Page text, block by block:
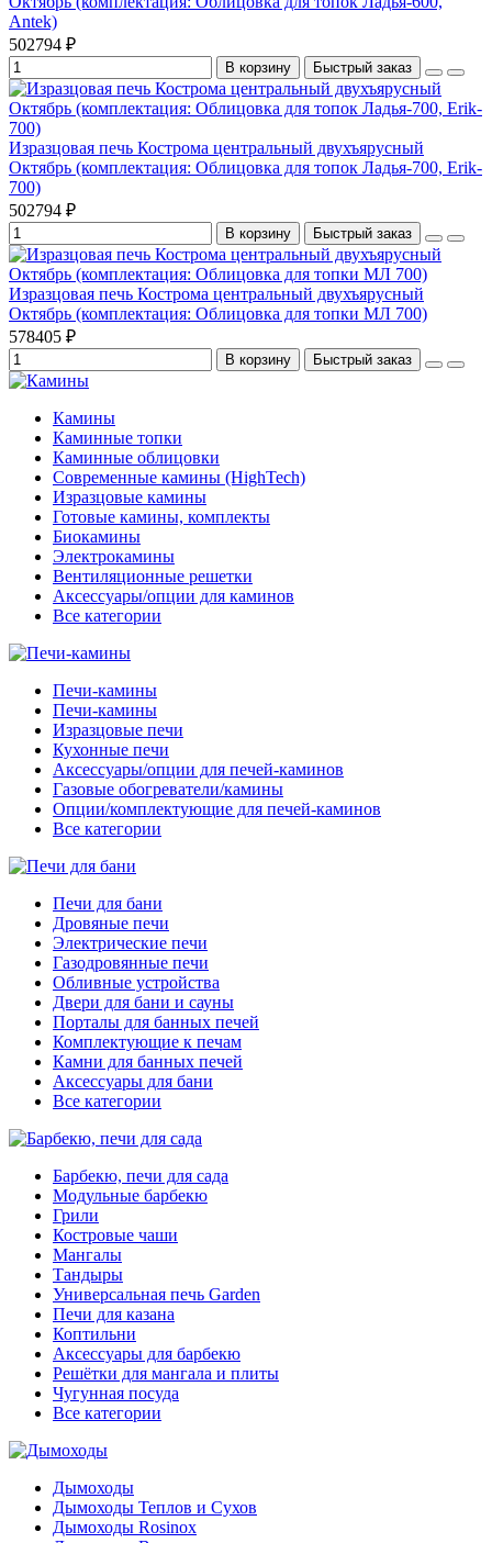
Antek)
502794 ₽
В корзину Быстрый заказ
Изразцовая печь Кострома центральный двухъярусный
Октябрь (комплектация: Облицовка для топок Ладья-700, Erik-
700)
502794 ₽
В корзину Быстрый заказ
Изразцовая печь Кострома центральный двухъярусный
Октябрь (комплектация: Облицовка для топки МЛ 700)
578405 ₽
В корзину Быстрый заказ
Камины
Каминные топки
Каминные облицовки
Современные камины (HighTech)
Изразцовые камины
Готовые камины, комплекты
Биокамины
Электрокамины
Вентиляционные решетки
Аксессуары/опции для каминов
Все категории
Печи-камины
Печи-камины
Изразцовые печи
Кухонные печи
Аксессуары/опции для печей-каминов
Газовые обогреватели/камины
Опции/комплектующие для печей-каминов
Все категории
Печи для бани
Дровяные печи
Электрические печи
Газодровянные печи
Обливные устройства
Двери для бани и сауны
Порталы для банных печей
Комплектующие к печам
Камни для банных печей
Аксессуары для бани
Все категории
Барбекю, печи для сада
Модульные барбекю
Грили
Костровые чаши
Мангалы
Тандыры
Универсальная печь Garden
Печи для казана
Коптильни
Аксессуары для барбекю
Решётки для мангала и плиты
Чугунная посуда
Все категории
Дымоходы
Дымоходы Теплов и Сухов
Дымоходы Rosinox